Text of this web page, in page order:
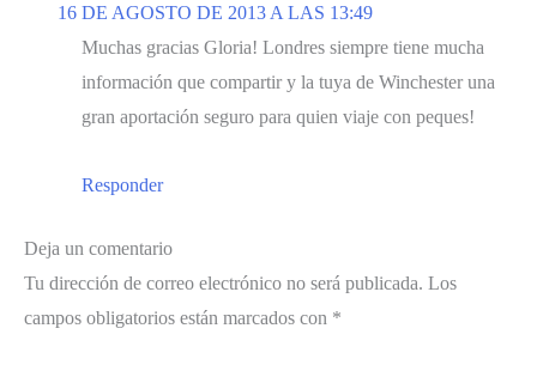
16 DE AGOSTO DE 2013 A LAS 13:49
Muchas gracias Gloria! Londres siempre tiene mucha
información que compartir y la tuya de Winchester una
gran aportación seguro para quien viaje con peques!
Responder
Deja un comentario
Tu dirección de correo electrónico no será publicada. Los
campos obligatorios están marcados con *